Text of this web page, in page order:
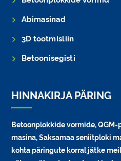
Abimasinad
3D tootmisliin
Betoonisegisti
HINNAKIRJA PÄRING
Betoonplokkide vormide,
masina, Saksamaa seniitploki
kohta päringute korral jätke